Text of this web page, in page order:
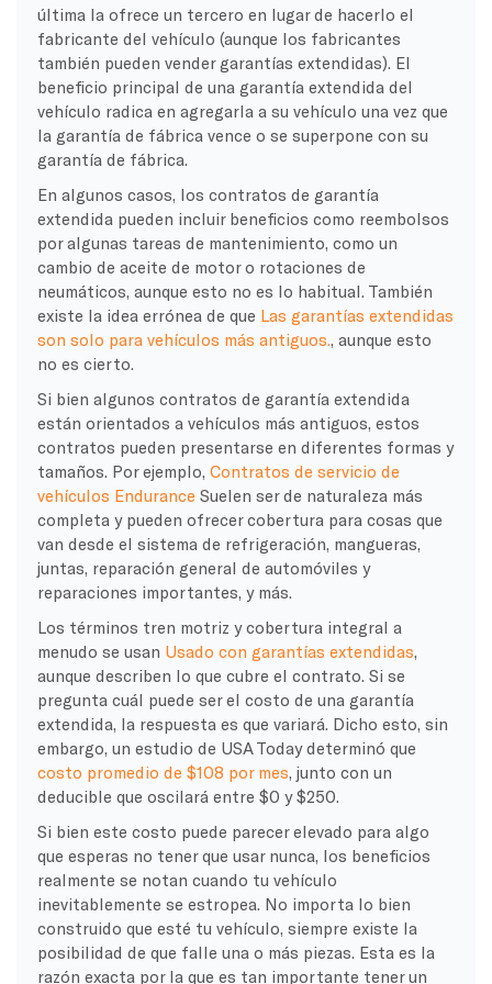
última la ofrece un tercero en lugar de hacerlo el
fabricante del vehículo (aunque los fabricantes
también pueden vender garantías extendidas). El
beneficio principal de una garantía extendida del
vehículo radica en agregarla a su vehículo una vez que
la garantía de fábrica vence o se superpone con su
garantía de fábrica.
En algunos casos, los contratos de garantía
extendida pueden incluir beneficios como reembolsos
por algunas tareas de mantenimiento, como un
cambio de aceite de motor o rotaciones de
neumáticos, aunque esto no es lo habitual. También
existe la idea errónea de que Las garantías extendidas
son solo para vehículos más antiguos., aunque esto
no es cierto.
Si bien algunos contratos de garantía extendida
están orientados a vehículos más antiguos, estos
contratos pueden presentarse en diferentes formas y
tamaños. Por ejemplo, Contratos de servicio de
vehículos Endurance Suelen ser de naturaleza más
completa y pueden ofrecer cobertura para cosas que
van desde el sistema de refrigeración, mangueras,
juntas, reparación general de automóviles y
reparaciones importantes, y más.
Los términos tren motriz y cobertura integral a
menudo se usan Usado con garantías extendidas,
aunque describen lo que cubre el contrato. Si se
pregunta cuál puede ser el costo de una garantía
extendida, la respuesta es que variará. Dicho esto, sin
embargo, un estudio de USA Today determinó que
costo promedio de $108 por mes, junto con un
deducible que oscilará entre $0 y $250.
Si bien este costo puede parecer elevado para algo
que esperas no tener que usar nunca, los beneficios
realmente se notan cuando tu vehículo
inevitablemente se estropea. No importa lo bien
construido que esté tu vehículo, siempre existe la
posibilidad de que falle una o más piezas. Esta es la
razón exacta por la que es tan importante tener un